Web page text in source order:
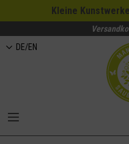
Kleine
DE/EN